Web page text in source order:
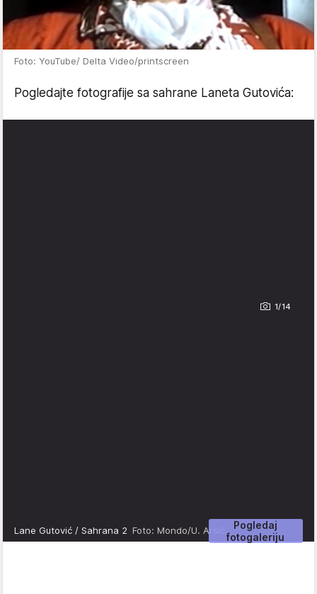
Foto: YouTube/ Delta Video/printscreen
Pogledajte fotografije sa sahrane Laneta Gutovića:
1/14
Pogledaj
fotogaleriju
Lane Gutović / Sahrana 2 Foto: Mondo/U. Arsić